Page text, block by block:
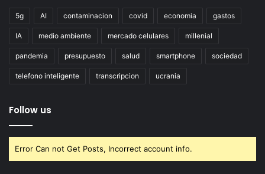
5g AI contaminacion covid economia gastos
IA medio ambiente mercado celulares millenial
pandemia presupuesto salud smartphone sociedad
telefono inteligente transcripcion ucrania
Follow us
Error Can not Get Posts, Incorrect account info.